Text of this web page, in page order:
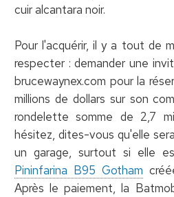
cuir alcantara noir.
Pour l'acquérir, il y a tout de
respecter : demander une
brucewaynex.com pour la
millions de dollars sur son
rondelette somme de 2,7
hésitez, dites-vous qu'elle
un garage, surtout si elle
Pininfarina B95 Gotham
Après le paiement, la